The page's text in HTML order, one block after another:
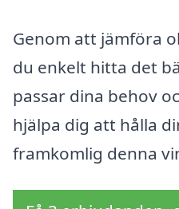
Genom att jämföra
du enkelt hitta det
passar dina behov
hjälpa dig att hålla
framkomlig denna